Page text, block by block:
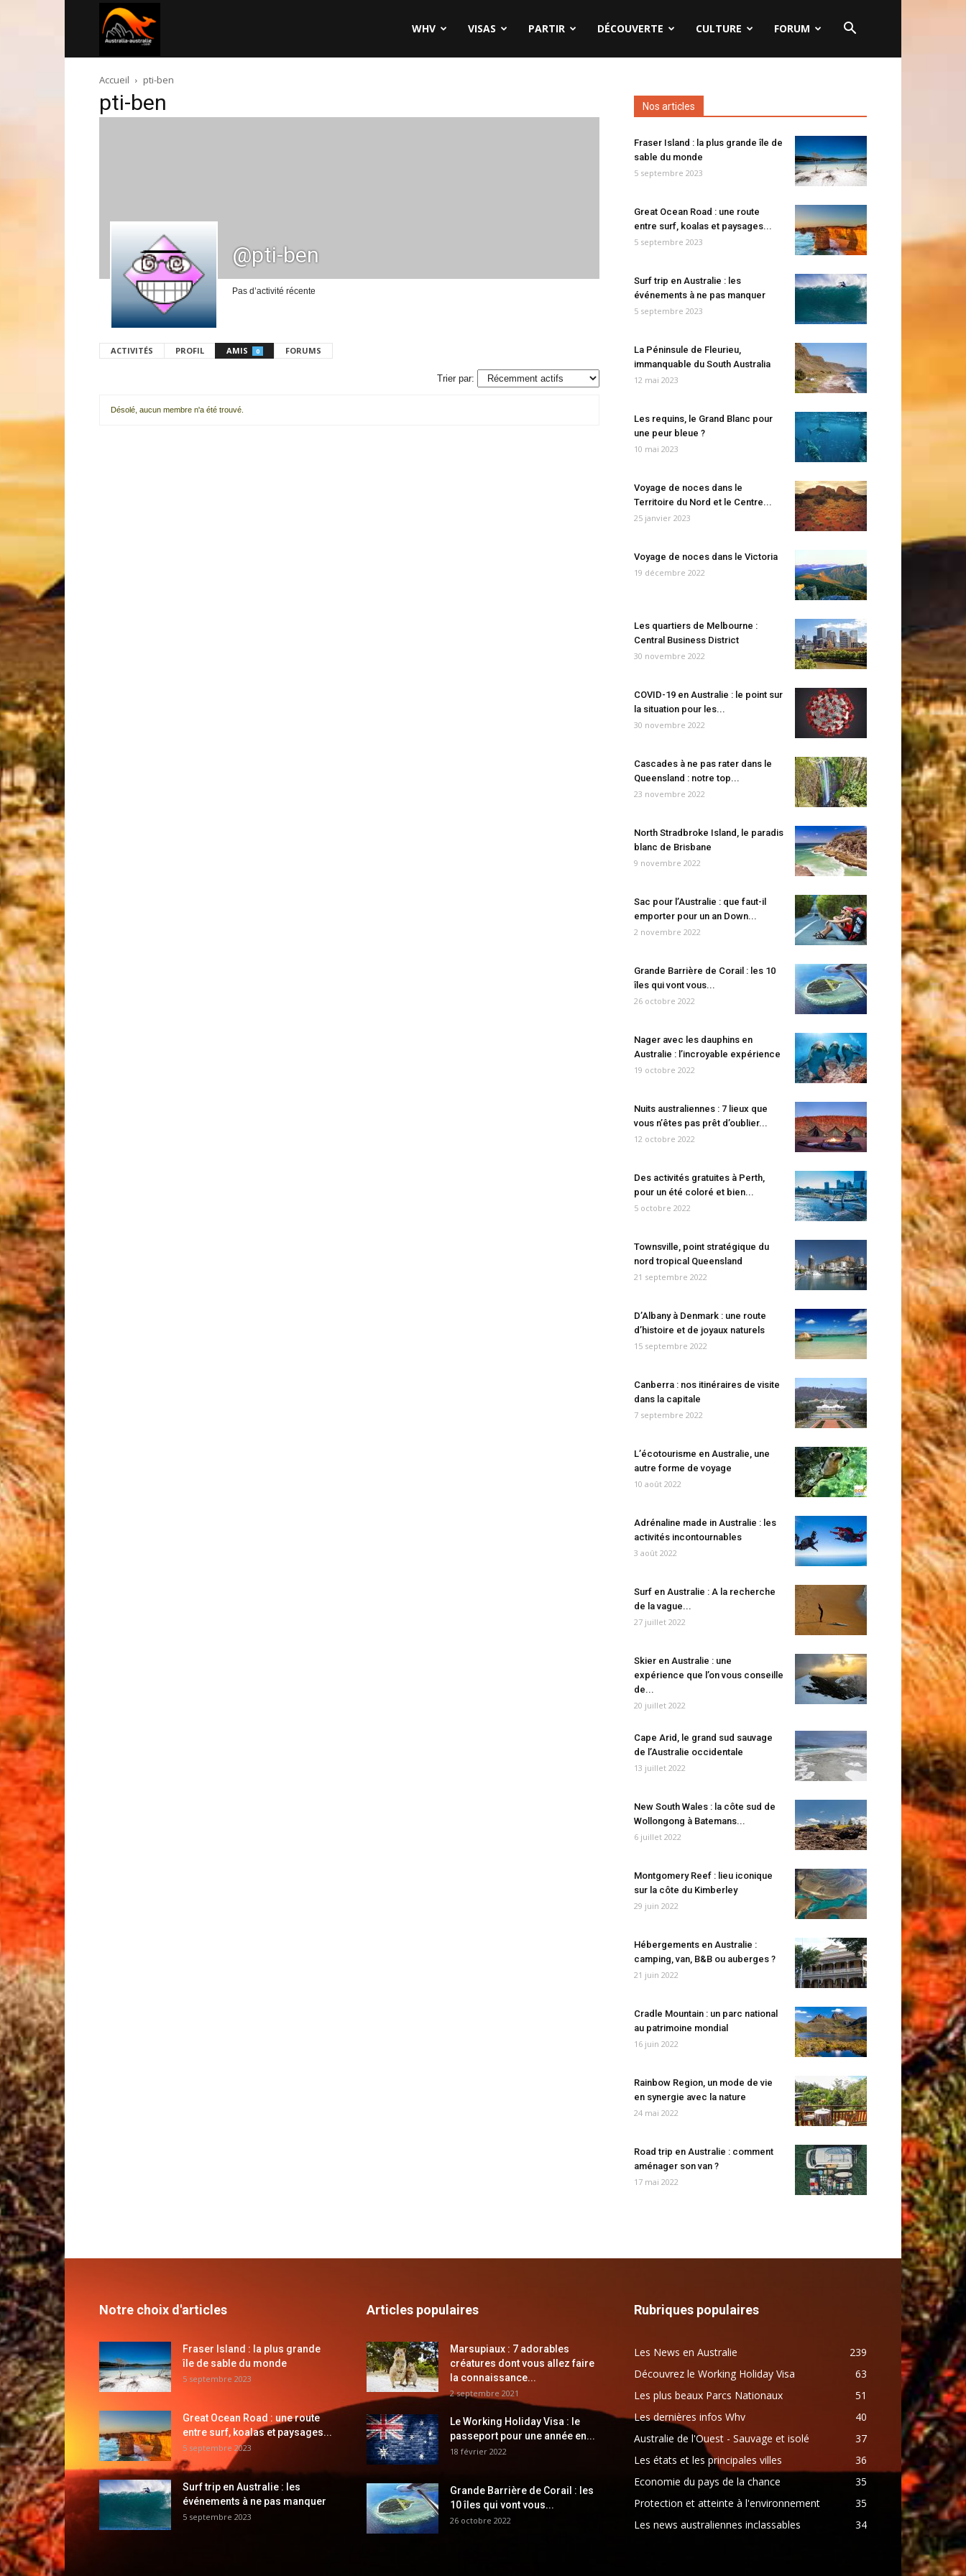
australie.com
WHV VISAS PARTIR DÉCOUVERTE CULTURE FORUM
Accueil pti-ben
pti-ben
@pti-ben
Pas d’activité récente
ACTIVITÉS PROFIL AMIS 0 FORUMS
Trier par:
Désolé, aucun membre n'a été trouvé.
Nos articles
Fraser Island : la plus grande île de
sable du monde
5 septembre 2023
Great Ocean Road : une route
entre surf, koalas et paysages...
5 septembre 2023
Surf trip en Australie : les
événements à ne pas manquer
5 septembre 2023
La Péninsule de Fleurieu,
immanquable du South Australia
12 mai 2023
Les requins, le Grand Blanc pour
une peur bleue ?
10 mai 2023
Voyage de noces dans le
Territoire du Nord et le Centre...
25 janvier 2023
Voyage de noces dans le Victoria
19 décembre 2022
Les quartiers de Melbourne :
Central Business District
30 novembre 2022
COVID-19 en Australie : le point sur
la situation pour les...
30 novembre 2022
Cascades à ne pas rater dans le
Queensland : notre top...
23 novembre 2022
North Stradbroke Island, le paradis
blanc de Brisbane
9 novembre 2022
Sac pour l’Australie : que faut-il
emporter pour un an Down...
2 novembre 2022
Grande Barrière de Corail : les 10
îles qui vont vous...
26 octobre 2022
Nager avec les dauphins en
Australie : l’incroyable expérience
19 octobre 2022
Nuits australiennes : 7 lieux que
vous n’êtes pas prêt d’oublier...
12 octobre 2022
Des activités gratuites à Perth,
pour un été coloré et bien...
5 octobre 2022
Townsville, point stratégique du
nord tropical Queensland
21 septembre 2022
D’Albany à Denmark : une route
d’histoire et de joyaux naturels
15 septembre 2022
Canberra : nos itinéraires de visite
dans la capitale
7 septembre 2022
L’écotourisme en Australie, une
autre forme de voyage
10 août 2022
Adrénaline made in Australie : les
activités incontournables
3 août 2022
Surf en Australie : A la recherche
de la vague...
27 juillet 2022
Skier en Australie : une
expérience que l’on vous conseille
de...
20 juillet 2022
Cape Arid, le grand sud sauvage
de l’Australie occidentale
13 juillet 2022
New South Wales : la côte sud de
Wollongong à Batemans...
6 juillet 2022
Montgomery Reef : lieu iconique
sur la côte du Kimberley
29 juin 2022
Hébergements en Australie :
camping, van, B&B ou auberges ?
21 juin 2022
Cradle Mountain : un parc national
au patrimoine mondial
16 juin 2022
Rainbow Region, un mode de vie
en synergie avec la nature
24 mai 2022
Road trip en Australie : comment
aménager son van ?
17 mai 2022
Notre choix d'articles
Fraser Island : la plus grande
île de sable du monde
5 septembre 2023
Great Ocean Road : une route
entre surf, koalas et paysages...
5 septembre 2023
Surf trip en Australie : les
événements à ne pas manquer
5 septembre 2023
Articles populaires
Marsupiaux : 7 adorables
créatures dont vous allez faire
la connaissance...
2 septembre 2021
Le Working Holiday Visa : le
passeport pour une année en...
18 février 2022
Grande Barrière de Corail : les
10 îles qui vont vous...
26 octobre 2022
Rubriques populaires
Les News en Australie
239
Découvrez le Working Holiday Visa
63
Les plus beaux Parcs Nationaux
51
Les dernières infos Whv
40
Australie de l'Ouest - Sauvage et isolé
37
Les états et les principales villes
36
Economie du pays de la chance
35
Protection et atteinte à l'environnement
35
Les news australiennes inclassables
34